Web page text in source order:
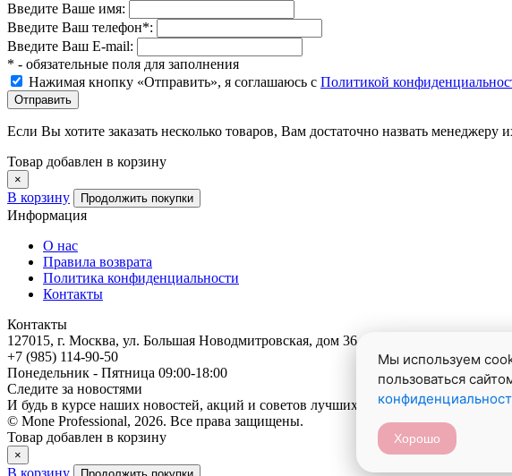
Мы используем
пользоваться
Хорошо
Введите Ваше имя:
Введите Ваш телефон*:
Введите Ваш E-mail:
* - обязательные поля для заполнения
Нажимая кнопку «Отправить», я соглашаюсь с Политикой
Если Вы хотите заказать несколько товаров, Вам достаточно назвать менеджеру
Товар добавлен в корзину
×
В корзину Продолжить покупки
Информация
О нас
Правила возврата
Политика конфиденциальности
Контакты
Контакты
127015, г. Москва, ул. Большая Новодмитровская, дом 36, строение 1, вход 4, этаж
+7 (985) 114-90-50
Понедельник - Пятница 09:00-18:00
Следите за новостями
И будь в курсе наших новостей, акций и советов лучших стилистов.
© Mone Professional, 2026. Все права защищены.
Товар добавлен в корзину
×